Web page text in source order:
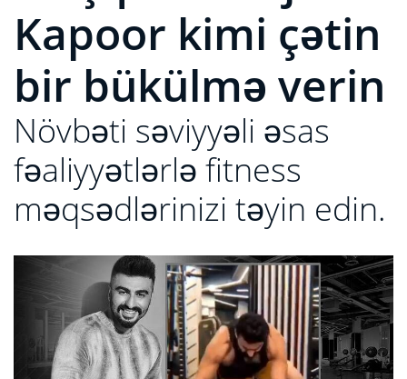
Kapoor kimi çətin
bir bükülmə verin
Növbəti səviyyəli əsas
fəaliyyətlərlə fitness
məqsədlərinizi təyin edin.